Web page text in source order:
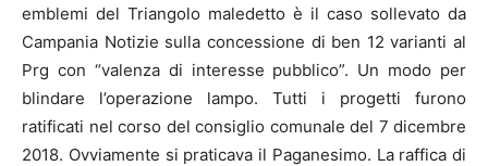
emblemi del Triangolo maledetto è il caso sollevato da
Campania Notizie sulla concessione di ben 12 varianti al
Prg con “valenza di interesse pubblico”. Un modo per
blindare l’operazione lampo. Tutti i progetti furono
ratificati nel corso del consiglio comunale del 7 dicembre
2018. Ovviamente si praticava il Paganesimo. La raffica di